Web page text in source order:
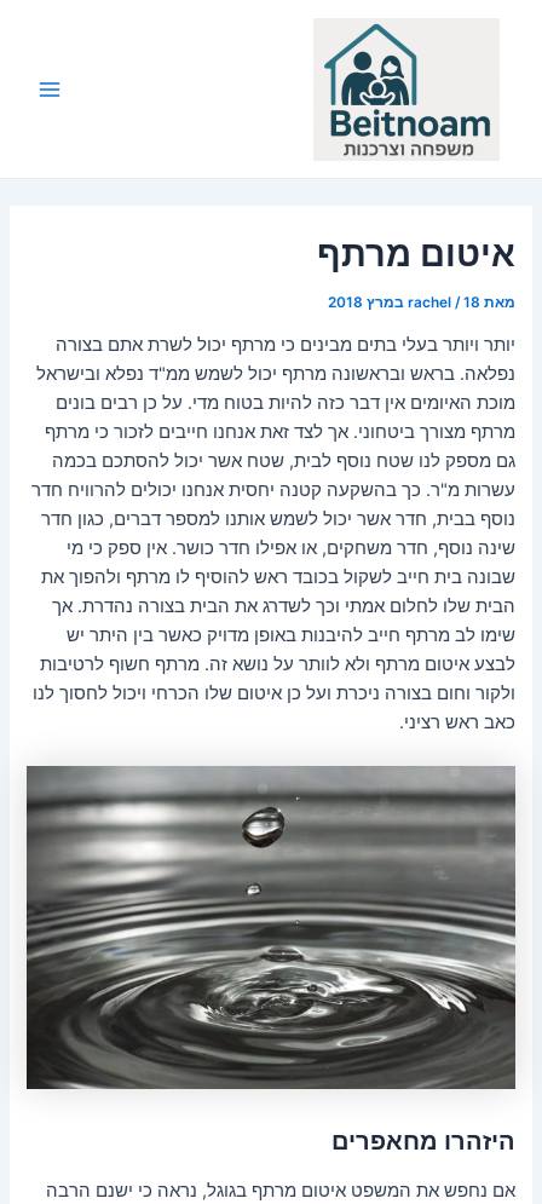
איטום מרתף
מאת rachel /18 במרץ 2018
יותר ויותר בעלי בתים מבינים כי מרתף יכול לשרת אתם בצורה
נפלאה. בראש ובראשונה מרתף יכול לשמש ממ"ד נפלא ובישראל
מוכת האיומים אין דבר כזה להיות בטוח מדי. על כן רבים בונים
מרתף מצורך ביטחוני. אך לצד זאת אנחנו חייבים לזכור כי מרתף
גם מספק לנו שטח נוסף לבית, שטח אשר יכול להסתכם בכמה
עשרות מ"ר. כך בהשקעה קטנה יחסית אנחנו יכולים להרוויח חדר
נוסף בבית, חדר אשר יכול לשמש אותנו למספר דברים, כגון חדר
שינה נוסף, חדר משחקים, או אפילו חדר כושר. אין ספק כי מי
שבונה בית חייב לשקול בכובד ראש להוסיף לו מרתף ולהפוך את
הבית שלו לחלום אמתי וכך לשדרג את הבית בצורה נהדרת. אך
שימו לב מרתף חייב להיבנות באופן מדויק כאשר בין היתר יש
לבצע איטום מרתף ולא לוותר על נושא זה. מרתף חשוף לרטיבות
ולקור וחום בצורה ניכרת ועל כן איטום שלו הכרחי ויכול לחסוך לנו
כאב ראש רציני.
היזהרו מחאפרים
אם נחפש את המשפט איטום מרתף בגוגל, נראה כי ישנם הרבה